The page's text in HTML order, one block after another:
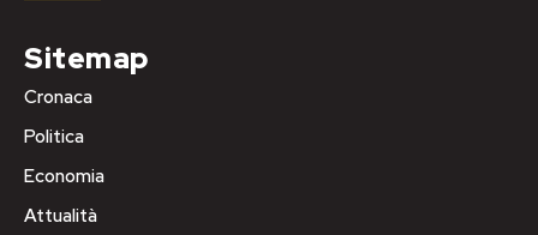
Sitemap
Cronaca
Politica
Economia
Attualità